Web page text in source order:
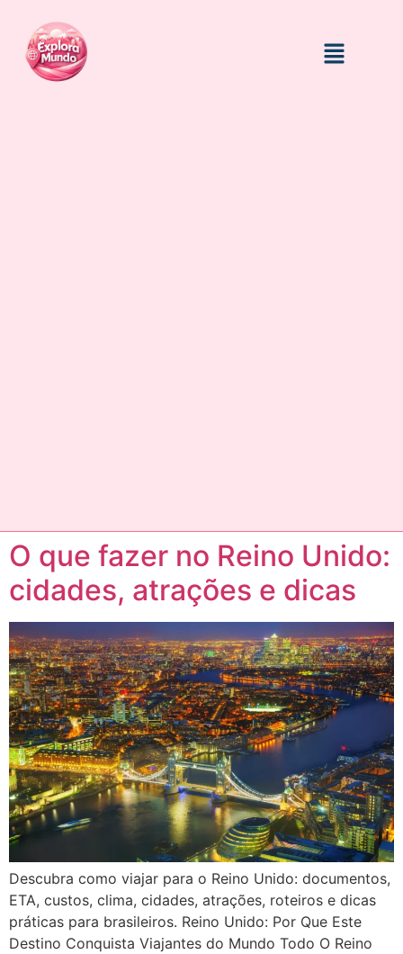
O que fazer no Reino Unido:
cidades, atrações e dicas
Descubra como viajar para o Reino Unido: documentos,
ETA, custos, clima, cidades, atrações, roteiros e dicas
práticas para brasileiros. Reino Unido: Por Que Este
Destino Conquista Viajantes do Mundo Todo O Reino